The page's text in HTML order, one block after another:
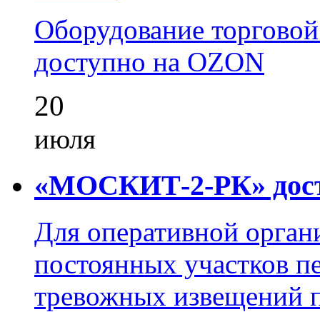
Оборудование
доступно на OZON
20
июля
«МОСКИТ-2-РК»
Для оперативной
постоянных участков
тревожных извещений